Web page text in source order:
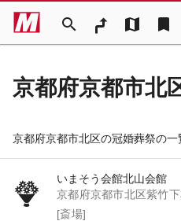
search map bookmark
京都府京都市北
京都府京都市北区の冠婚葬祭の一
いまそう会館北山会館
京都府京都市北区紫竹下
[斎場]